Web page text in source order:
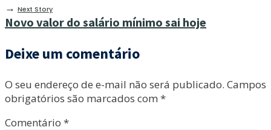
→ Next Story
Novo valor do salário mínimo sai hoje
Deixe um comentário
O seu endereço de e-mail não será publicado. Campos
obrigatórios são marcados com *
Comentário *